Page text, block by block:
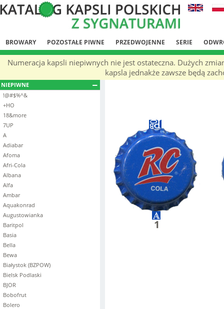
BROWARY POZOSTAŁE PIWNE PRZEDWOJENNE SERIE
Numeracja kapsli niepiwnych nie jest ostateczna. Dużych
kapsla jednakże zawsze będą
NIEPIWNE
!@#$%^&
+HO
18&more
7UP
A
Adiabar
Afoma
Afri-Cola
Albana
Alfa
Ambar
Aquakonrad
Augustowianka
Baritpol
Basia
Bella
Bewa
Białystok (BZPOW)
Bielsk Podlaski
BJOR
Bobofrut
Bolero
1